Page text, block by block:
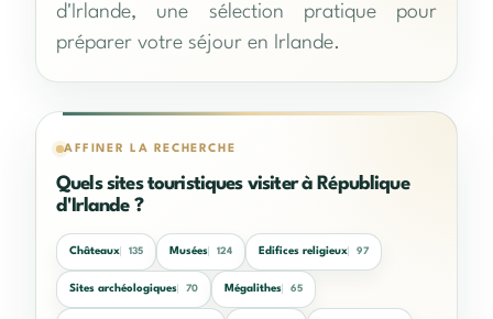
d'Irlande, une sélection pratique pour
préparer votre séjour en Irlande.
AFFINER LA RECHERCHE
Quels sites touristiques visiter à République
d'Irlande ?
Châteaux 135 Musées 124 Edifices religieux 97
Sites archéologiques 70 Mégalithes 65